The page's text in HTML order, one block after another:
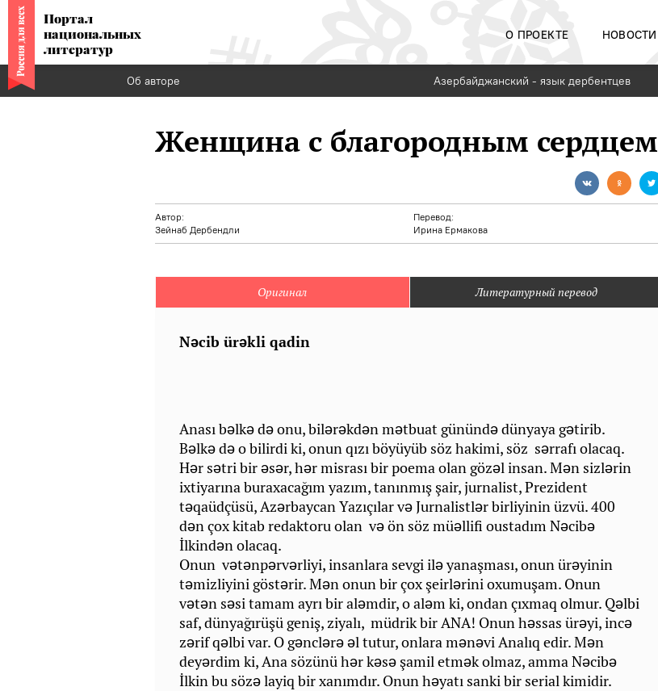
Портал
национальных
литератур
О ПРОЕКТЕ НОВОСТИ
Об авторе Азербайджанский - язык дербентцев
Женщина с благородным сердцем
Автор:
Зейнаб Дербендли
Перевод:
Ирина Ермакова
Оригинал Литературный перевод
Nəcib ürəkli qadin
Anası bəlkə də onu, bilərəkdən mətbuat günündə dünyaya gətirib.
Bəlkə də o bilirdi ki, onun qızı böyüyüb söz hakimi, söz sərrafı olacaq.
Hər sətri bir əsər, hər misrası bir poema olan gözəl insan. Mən sizlərin
ixtiyarına buraxacağım yazım, tanınmış şair, jurnalist, Prezident
təqaüdçüsü, Azərbaycan Yazıçılar və Jurnalistlər birliyinin üzvü. 400
dən çox kitab redaktoru olan və ön söz müəllifi oustadım Nəcibə
İlkindən olacaq.
Onun vətənpərvərliyi, insanlara sevgi ilə yanaşması, onun ürəyinin
təmizliyini göstərir. Mən onun bir çox şeirlərini oxumuşam. Onun
vətən səsi tamam ayrı bir aləmdir, o aləm ki, ondan çıxmaq olmur. Qəlbi
saf, dünyağırüşü geniş, ziyalı, müdrik bir ANA! Onun həssas ürəyi, incə
zərif qəlbi var. O gənclərə əl tutur, onlara mənəvi Analıq edir. Mən
deyərdim ki, Ana sözünü hər kəsə şamil etmək olmaz, amma Nəcibə
İlkin bu sözə layiq bir xanımdır. Onun həyatı sanki bir serial kimidir.